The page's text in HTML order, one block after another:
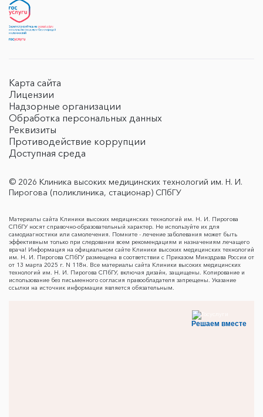
Карта сайта
Лицензии
Надзорные организации
Обработка персональных данных
Реквизиты
Противодействие коррупции
Доступная среда
© 2026 Клиника высоких медицинских технологий им. Н. И.
Пирогова (поликлиника, стационар) СПбГУ
Материалы сайта Клиники высоких медицинских технологий им. Н. И. Пирогова
СПбГУ носят справочно-образовательный характер. Не используйте их для
самодиагностики или самолечения. Помните - лечение заболевания может быть
эффективным только при следовании всем рекомендациям и назначениям лечащего
врача! Информация на официальном сайте Клиники высоких медицинских технологий
им. Н. И. Пирогова СПбГУ размещена в соответствии с Приказом Минздрава России от
от 13 марта 2025 г. N 118н. Все материалы сайта Клиники высоких медицинских
технологий им. Н. И. Пирогова СПбГУ, включая дизайн, защищены. Копирование и
использование без письменного согласия правообладателя запрещены. Указание
ссылки на источник информации является обязательным.
Решаем вместе